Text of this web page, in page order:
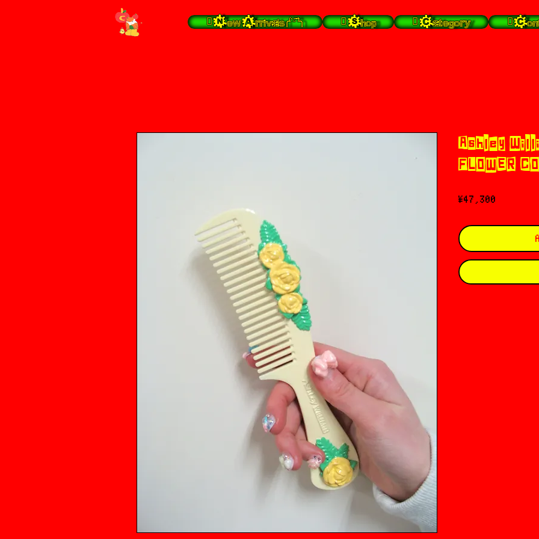
 New Arrivals╭⁽˙͡ᵕ˙⁾╮  Shop  Category 
Ashley
FLOWER
¥47,300